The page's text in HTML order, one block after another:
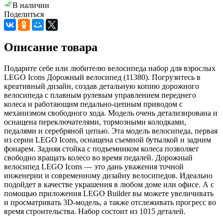
В наличии
Поделиться
Описание товара
Подарите себе или любителю велосипеда набор для взрослых
LEGO Icons Дорожный велосипед (11380). Погрузитесь в
креативный дизайн, создав детальную копию дорожного
велосипеда с плавным рулевым управлением переднего
колеса и работающим педально-цепным приводом с
механизмом свободного хода. Модель очень детализирована и
оснащена переключателями, тормозными колодками,
педалями и серебряной цепью. Эта модель велосипеда, первая
из серии LEGO Icons, оснащена съемной бутылкой и задним
фонарем. Задняя стойка с подъемником колеса позволяет
свободно вращать колесо во время педалей. Дорожный
велосипед LEGO Icons — это дань уважения точной
инженерии и современному дизайну велосипедов. Идеально
подойдет в качестве украшения в любом доме или офисе. А с
помощью приложения LEGO Builder вы можете увеличивать
и просматривать 3D-модель, а также отслеживать прогресс во
время строительства. Набор состоит из 1015 деталей.